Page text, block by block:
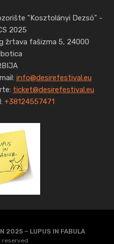
"Kosztolányi Dezsö" -
2025
žrtava fašizma 5, 24000
info@desirefestival.eu
ticket@desirefestival.eu
+38124557471
2025 – LUPUS IN FABULA
reserved